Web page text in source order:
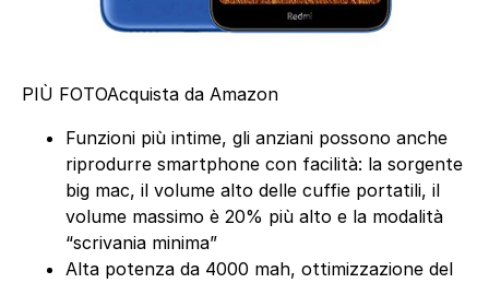
PIÙ FOTOAcquista da Amazon
Funzioni più intime, gli anziani possono anche
riprodurre smartphone con facilità: la sorgente
big mac, il volume alto delle cuffie portatili, il
volume massimo è 20% più alto e la modalità
“scrivania minima”
Alta potenza da 4000 mah, ottimizzazione del